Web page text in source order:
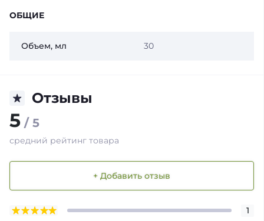
ОБЩИЕ
Объем, мл 30
Отзывы
5 / 5
средний рейтинг товара
+ Добавить отзыв
1